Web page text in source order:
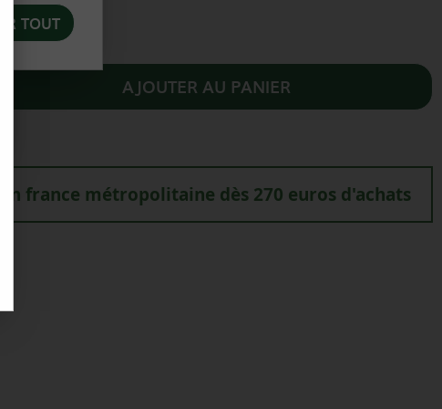
AJOUTER AU PANIER
france métropolitaine dès 270 euros d'achats
TOUT